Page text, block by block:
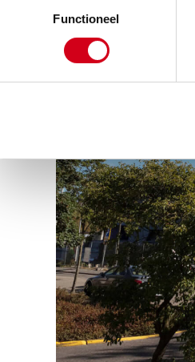
Functioneel